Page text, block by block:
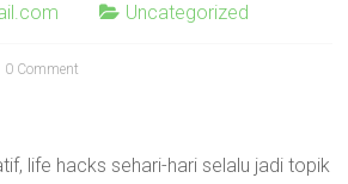
Uncategorized
0 Comment
life hacks sehari-hari selalu jadi topik